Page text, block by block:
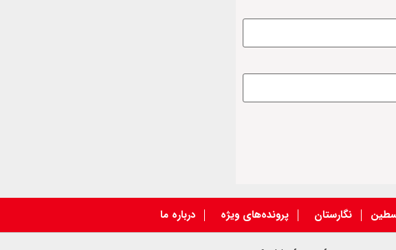
نگارستان پرونده‌های ویژه درباره ما